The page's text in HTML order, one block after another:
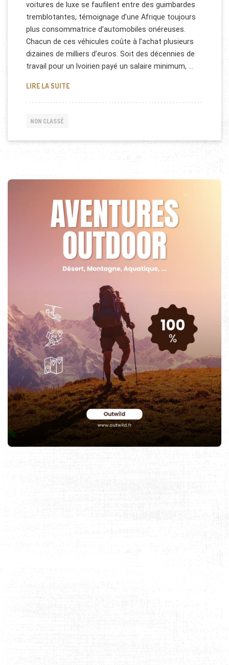
voitures de luxe se faufilent entre des guimbardes
tremblotantes, témoignage d’une Afrique toujours
plus consommatrice d’automobiles onéreuses.
Chacun de ces véhicules coûte à l’achat plusieurs
dizaines de milliers d’euros. Soit des décennies de
travail pour un Ivoirien payé un salaire minimum, …
LIRE LA SUITELE MARCHÉ DES VOITURES DE LUXE EN AFRIQUE
NON CLASSÉ